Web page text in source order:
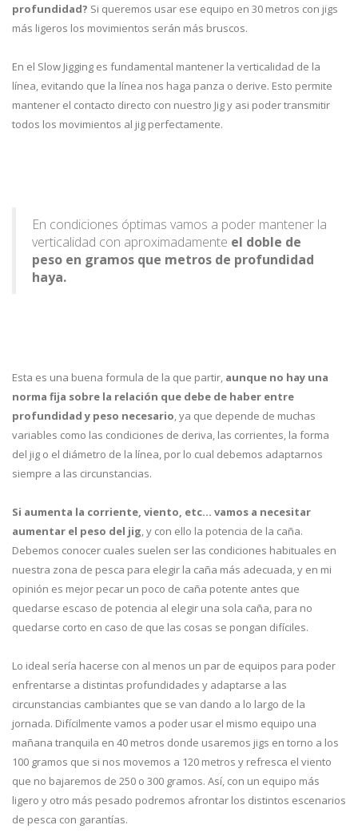
profundidad? Si queremos usar ese equipo en 30 metros con jigs
más ligeros los movimientos serán más bruscos.
En el Slow Jigging es fundamental mantener la verticalidad de la
línea, evitando que la línea nos haga panza o derive. Esto permite
mantener el contacto directo con nuestro Jig y asi poder transmitir
todos los movimientos al jig perfectamente.
En condiciones óptimas vamos a poder mantener la
verticalidad con aproximadamente el doble de
peso en gramos que metros de profundidad
haya.
Esta es una buena formula de la que partir, aunque no hay una
norma fija sobre la relación que debe de haber entre
profundidad y peso necesario , ya que depende de muchas
variables como las condiciones de deriva, las corrientes, la forma
del jig o el diámetro de la línea, por lo cual debemos adaptarnos
siempre a las circunstancias.
Si aumenta la corriente, viento, etc… vamos a necesitar
aumentar el peso del jig , y con ello la potencia de la caña.
Debemos conocer cuales suelen ser las condiciones habituales en
nuestra zona de pesca para elegir la caña más adecuada, y en mi
opinión es mejor pecar un poco de caña potente antes que
quedarse escaso de potencia al elegir una sola caña, para no
quedarse corto en caso de que las cosas se pongan difíciles.
Lo ideal sería hacerse con al menos un par de equipos para poder
enfrentarse a distintas profundidades y adaptarse a las
circunstancias cambiantes que se van dando a lo largo de la
jornada. Difícilmente vamos a poder usar el mismo equipo una
mañana tranquila en 40 metros donde usaremos jigs en torno a los
100 gramos que si nos movemos a 120 metros y refresca el viento
que no bajaremos de 250 o 300 gramos. Así, con un equipo más
ligero y otro más pesado podremos afrontar los distintos escenarios
de pesca con garantías.